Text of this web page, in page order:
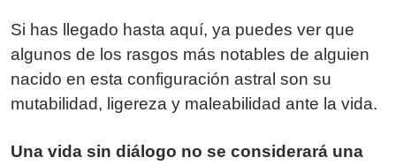
Si has llegado hasta aquí, ya puedes ver que
algunos de los rasgos más notables de alguien
nacido en esta configuración astral son su
mutabilidad, ligereza y maleabilidad ante la vida.
Una vida sin diálogo no se considerará una